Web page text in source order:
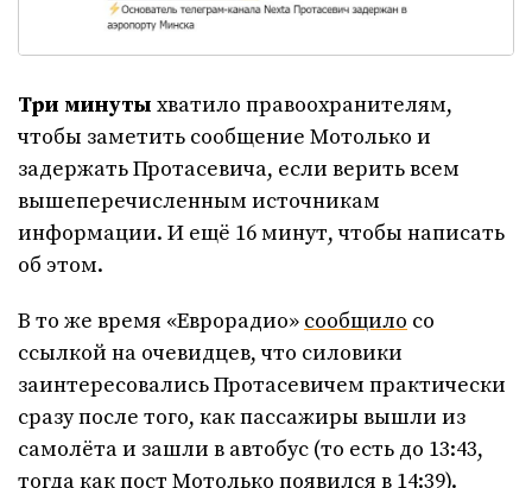
Три минуты хватило правоохранителям,
чтобы заметить сообщение Мотолько и
задержать Протасевича, если верить всем
вышеперечисленным источникам
информации. И ещё 16 минут, чтобы написать
об этом.
В то же время «Еврорадио» сообщило со
ссылкой на очевидцев, что силовики
заинтересовались Протасевичем практически
сразу после того, как пассажиры вышли из
самолёта и зашли в автобус (то есть до 13:43,
тогда как пост Мотолько появился в 14:39).